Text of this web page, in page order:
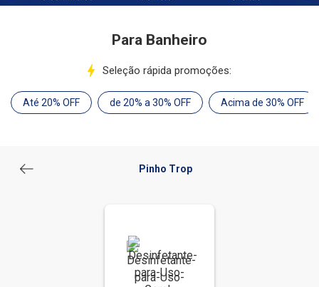
Para Banheiro
Seleção rápida promoções:
Até 20% OFF de 20% a 30% OFF Acima de 30% OFF
Pinho Trop